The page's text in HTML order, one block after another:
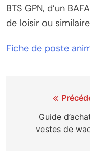
BTS GPN, d’un
de loisir ou
Fiche de poste
Navigation
l’article
Guide
vestes de